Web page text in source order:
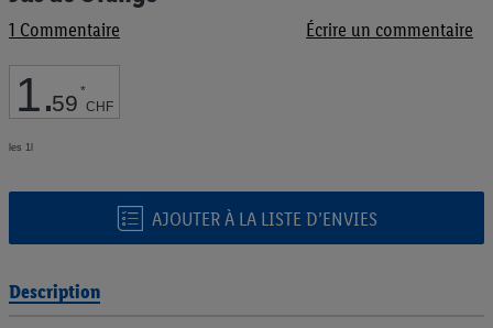
1 Commentaire Écrire un commentaire
1.59 *
CHF
les 1l
AJOUTER À LA LISTE D’ENVIES
la
d’images
Description